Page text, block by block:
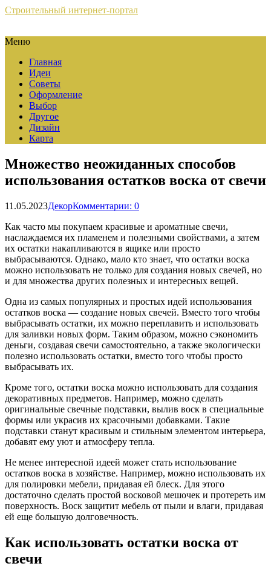
Строительный интернет-портал
Меню
Главная
Идеи
Советы
Оформление
Выбор
Другое
Дизайн
Карта
Множество неожиданных способов
использования остатков воска от свечи
11.05.2023ДекорКомментарии: 0
Как часто мы покупаем красивые и ароматные свечи,
наслаждаемся их пламенем и полезными свойствами, а затем
их остатки накапливаются в ящике или просто
выбрасываются. Однако, мало кто знает, что остатки воска
можно использовать не только для создания новых свечей, но
и для множества других полезных и интересных вещей.
Одна из самых популярных и простых идей использования
остатков воска — создание новых свечей. Вместо того чтобы
выбрасывать остатки, их можно переплавить и использовать
для заливки новых форм. Таким образом, можно сэкономить
деньги, создавая свечи самостоятельно, а также экологически
полезно использовать остатки, вместо того чтобы просто
выбрасывать их.
Кроме того, остатки воска можно использовать для создания
декоративных предметов. Например, можно сделать
оригинальные свечные подставки, вылив воск в специальные
формы или украсив их красочными добавками. Такие
подставки станут красивым и стильным элементом интерьера,
добавят ему уют и атмосферу тепла.
Не менее интересной идеей может стать использование
остатков воска в хозяйстве. Например, можно использовать их
для полировки мебели, придавая ей блеск. Для этого
достаточно сделать простой восковой мешочек и протереть им
поверхность. Воск защитит мебель от пыли и влаги, придавая
ей еще большую долговечность.
Как использовать остатки воска от
свечи